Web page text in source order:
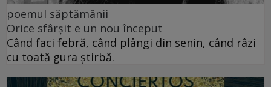
poemul săptămânii
Orice sfârșit e un nou început
Când faci febră, când plângi din senin, când râzi
cu toată gura știrbă.